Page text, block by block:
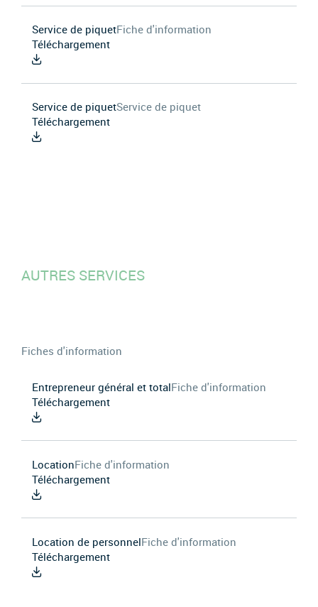
Service de piquetFiche d'information
Téléchargement
Service de piquetService de piquet
Téléchargement
AUTRES SERVICES
Fiches d'information
Entrepreneur général et totalFiche d'information
Téléchargement
LocationFiche d'information
Téléchargement
Location de personnelFiche d'information
Téléchargement